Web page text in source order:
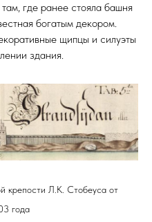
где ранее стояла башня
богатым декором.
щипцы и силуэты
здания.
крепости Л.К. Стобеуса от
года